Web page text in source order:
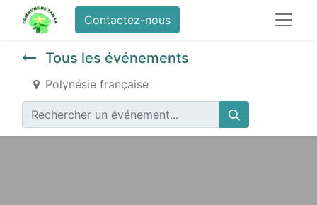
Contactez-nous
Tous les événements
Polynésie française